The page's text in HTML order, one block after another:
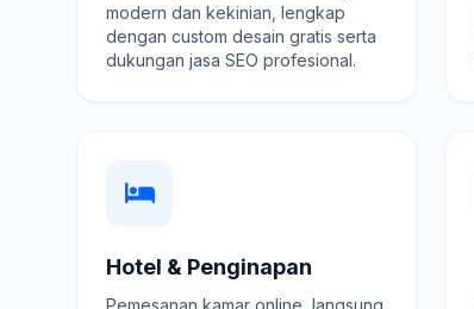
modern dan kekinian, lengkap
dengan custom desain gratis serta
dukungan jasa SEO profesional.
Hotel & Penginapan
Pemesanan kamar online, langsung